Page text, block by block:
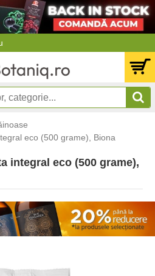
eco (500 grame), Biona
integral eco (500 grame),